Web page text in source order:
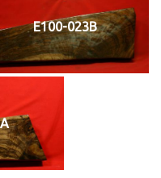
E100-023B